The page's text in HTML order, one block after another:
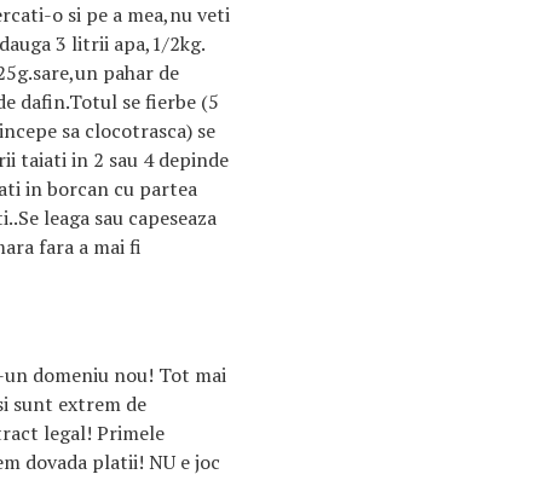
o si pe a mea,nu veti
3 litrii apa,1/2kg.
pahar de
dafin.Totul se fierbe (5
sa clocotrasca) se
taiati in 2 sau 4 depinde
in borcan cu partea
leaga sau capeseaza
fara a mai fi
domeniu nou! Tot mai
sunt extrem de
legal! Primele
dovada platii! NU e joc